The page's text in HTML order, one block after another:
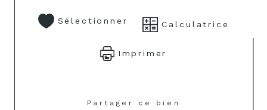
Sélectionner Calculatrice
Imprimer
Partager ce bien